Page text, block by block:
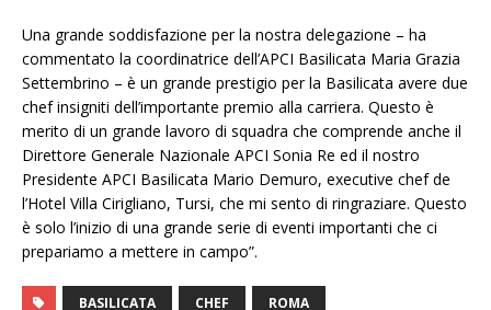
Una grande soddisfazione per la nostra delegazione – ha
commentato la coordinatrice dell’APCI Basilicata Maria Grazia
Settembrino – è un grande prestigio per la Basilicata avere due
chef insigniti dell’importante premio alla carriera. Questo è
merito di un grande lavoro di squadra che comprende anche il
Direttore Generale Nazionale APCI Sonia Re ed il nostro
Presidente APCI Basilicata Mario Demuro, executive chef de
l’Hotel Villa Cirigliano, Tursi, che mi sento di ringraziare. Questo
è solo l’inizio di una grande serie di eventi importanti che ci
prepariamo a mettere in campo”.
BASILICATA CHEF ROMA